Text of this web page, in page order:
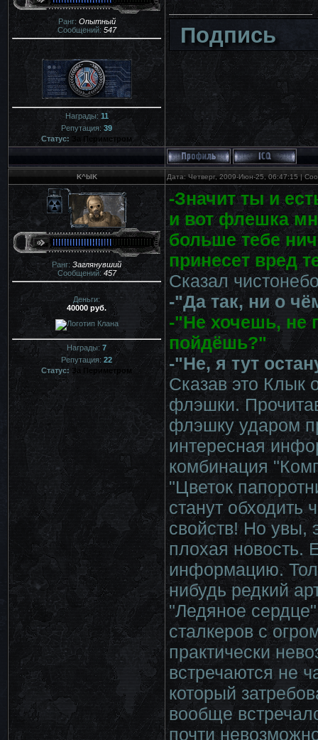
Ранг: Опытный
Сообщений:547
Награды:11
Репутация:39
Статус:
За Периметром
Подпись
K^bIK Дата: Четверг, 2009-Июн-25, 06:47:15 |
Ранг: Заглянувший
Сообщений:457
Деньги:
40000 руб.
Награды:7
Репутация:22
Статус:За Периметром
-Значит ты и
и вот флешка
больше тебе
принесет вред
Сказал
-"Да так, ни о
-"Не хочешь, не
пойдёшь?"
-"Не, я тут
Сказав это Клык
флэшки.
флэшку ударом
интересная
комбинация
"Цветок
станут обходить
свойств! Но увы,
плохая новость.
информацию.
нибудь редкий
"Ледяное
сталкеров с
практически
встречаются не
который
вообще
почти